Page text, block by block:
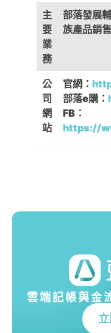
主
要
業
務
部落發展
族產品銷
公
司
網
站
官網：
部落e購：
FB：
https://
雲端記帳與金